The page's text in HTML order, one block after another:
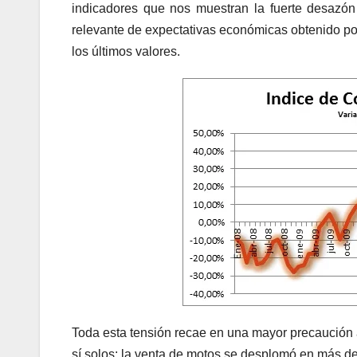
indicadores que nos muestran la fuerte
relevante de expectativas económicas obtenido
los últimos valores.
Toda esta tensión recae en una mayor